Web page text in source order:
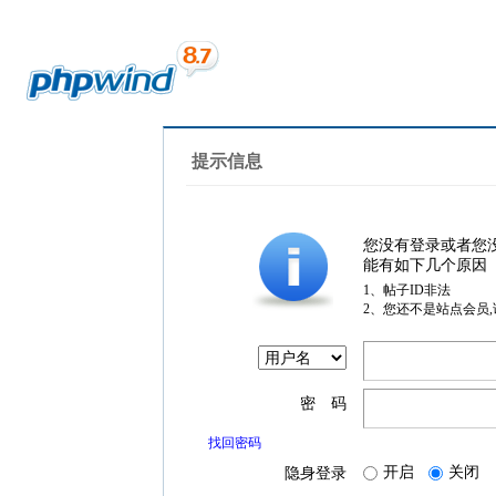
提示信息
您没有登录或者您
能有如下几个原因
1、帖子ID非法
2、您还不是站点会员
密 码
找回密码
隐身登录 开启 关闭